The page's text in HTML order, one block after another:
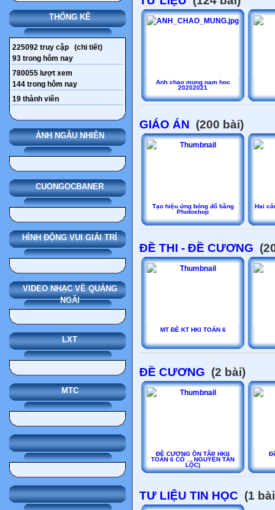
THỐNG KÊ
225092 truy cập (chi tiết)
93 trong hôm nay
780055 lượt xem
144 trong hôm nay
19 thành viên
ẢNH NGẪU NHIÊN
CUONGOCBANER
HÌNH ĐỘNG VUI GIẢI TRÍ
VIDEO NHẠC VỀ QUẢNG
NGÃI
LXT
MTC
Anh chao mung nam hoc
20202021
GIÁO ÁN (200 bài)
Tạo hiệu ứng bóng đổ bằng
Photoshop
Hai
ĐỀ THI - ĐỀ CƯƠNG
MT ĐỀ KT HKI TOÁN 6
ĐỀ CƯƠNG (2 bài)
ĐỀ CƯƠNG ÔN TẬP HKII
TOÁN 6 CÓ ... NGUYỄN TẤN
LỘC)
TƯ LIỆU TIN HỌC (1